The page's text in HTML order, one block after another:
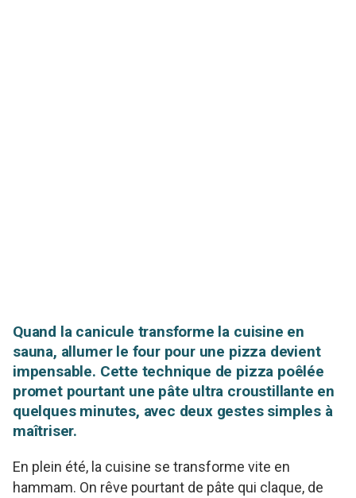
Quand la canicule transforme la cuisine en
sauna, allumer le four pour une pizza devient
impensable. Cette technique de pizza poêlée
promet pourtant une pâte ultra croustillante en
quelques minutes, avec deux gestes simples à
maîtriser.
En plein été, la cuisine se transforme vite en
hammam. On rêve pourtant de pâte qui claque, de